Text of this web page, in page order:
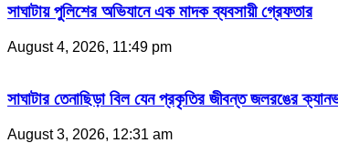
সাঘাটায় পুলিশের অভিযানে এক মাদক ব্যবসায়ী গ্রেফতার
August 4, 2026, 11:49 pm
সাঘাটার তেনাছিড়া বিল যেন প্রকৃতির জীবন্ত জলরঙের
August 3, 2026, 12:31 am